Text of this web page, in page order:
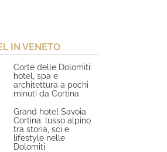
IN VENETO
Corte delle Dolomiti:
hotel, spa e
architettura a pochi
minuti da Cortina
Grand hotel Savoia
Cortina: lusso alpino
tra storia, sci e
lifestyle nelle
Dolomiti